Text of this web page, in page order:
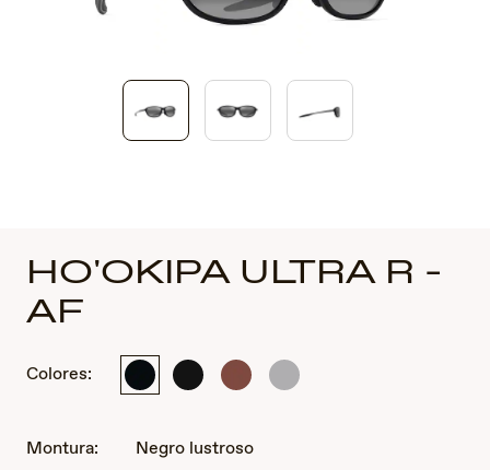
HO'OKIPA ULTRA R -
AF
Colores:
Negro Negro Marrón Metal
Montura:
Negro lustroso